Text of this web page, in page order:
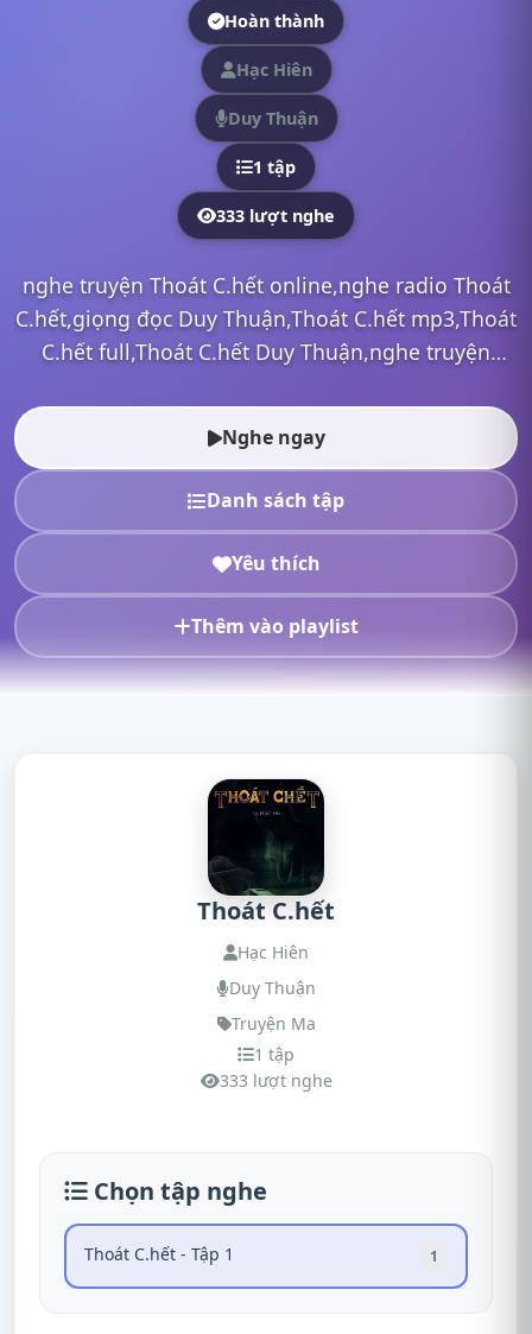
Hoàn thành
Hạc Hiên
Duy Thuận
1 tập
333 lượt nghe
nghe truyện Thoát C.hết online,nghe radio Thoát
C.hết,giọng đọc Duy Thuận,Thoát C.hết mp3,Thoát
C.hết full,Thoát C.hết Duy Thuận,nghe truyện
Nghe ngay
Danh sách tập
Yêu thích
Thêm vào playlist
Thoát C.hết
Hạc Hiên
Duy Thuận
Truyện Ma
1 tập
333 lượt nghe
Chọn tập nghe
Thoát C.hết - Tập 1 1